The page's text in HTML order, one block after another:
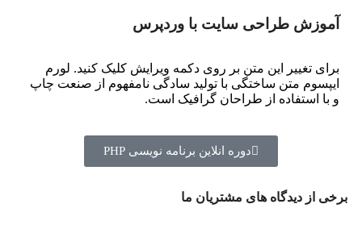
آموزش طراحی سایت با وردپرس
برای تغییر این متن بر روی دکمه ویرایش کلیک کنید. لورم
ایپسوم متن ساختگی با تولید سادگی نامفهوم از صنعت چاپ
و با استفاده از طراحان گرافیک است.
دوره انلاین برنامه نویسی PHP
برخی از دیدگاه های مشتریان ما